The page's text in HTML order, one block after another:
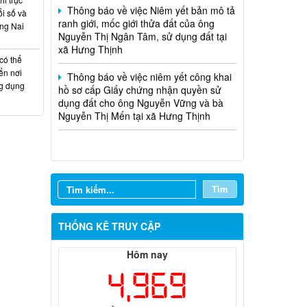
lượt xem: 24 | lượt tải:13
18/NQ-HĐND
Nghị quyết về việc điều chỉnh, bổ
sung Kế hoạch đầu tư công năm
2026 (đợt 1) xã Hưng Thịnh
Thời gian đăng: 31/07/2026
lượt xem: 27 | lượt tải:13
14/NQ-HĐND
lượt xem: 26 | lượt tải:12
13/NQ-TTHĐND
Nghị quyết về chương trình giám sát
của Thường trực Hội đồng nhân dân
xã Hưng Thịnh năm 2026
Thời gian đăng: 31/07/2026
lượt xem: 29 | lượt tải:16
01/2026/NQ-HĐND
xã Hưng Thịnh
Thông báo về việc niêm yết công khai
hồ sơ cấp Giấy chứng nhận quyền sử
dụng đất cho ông Nguyễn Vững và bà
Nguyễn Thị Mến tại xã Hưng Thịnh
Tìm
THỐNG KÊ TRUY CẬP
Hôm nay
4,969
số và
Nai
thể
nơi
dụng